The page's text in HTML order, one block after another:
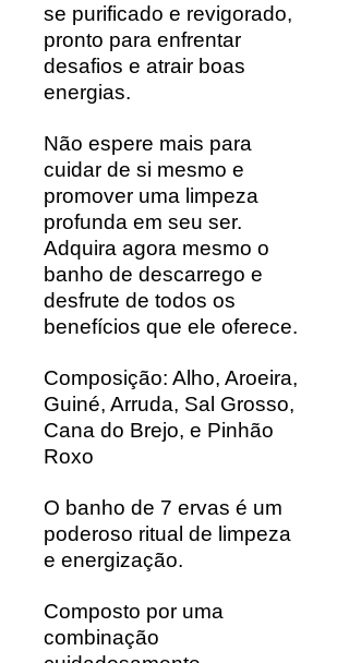
se purificado e revigorado,
pronto para enfrentar
desafios e atrair boas
energias.
Não espere mais para
cuidar de si mesmo e
promover uma limpeza
profunda em seu ser.
Adquira agora mesmo o
banho de descarrego e
desfrute de todos os
benefícios que ele oferece.
Composição: Alho, Aroeira,
Guiné, Arruda, Sal Grosso,
Cana do Brejo, e Pinhão
Roxo
O banho de 7 ervas é um
poderoso ritual de limpeza
e energização.
Composto por uma
combinação